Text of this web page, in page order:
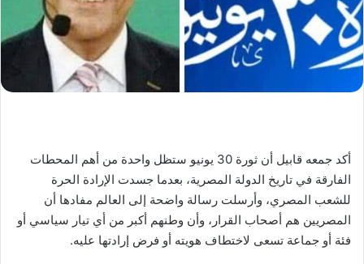
أكد جمعه قابيل أن ثورة 30 يونيو ستظل واحدة من أهم المحطات
الفارقة في تاريخ الدولة المصرية، بعدما جسدت الإرادة الحرة
للشعب المصري، وأرسلت رسالة واضحة إلى العالم مفادها أن
المصريين هم أصحاب القرار، وأن وطنهم أكبر من أي تيار سياسي أو
فئة أو جماعة تسعى لاختطاف هويته أو فرض إرادتها عليه.